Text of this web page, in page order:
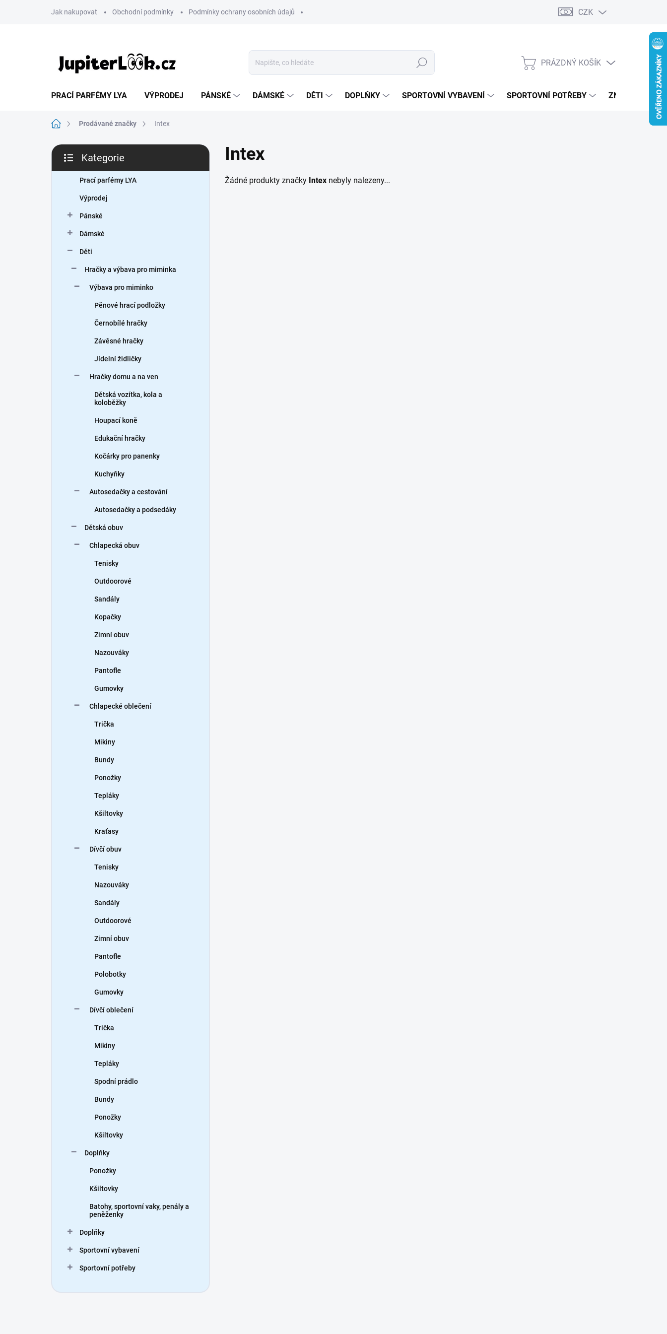
Jak nakupovat Obchodní podmínky Podmínky ochrany osobních údajů CZK
Hledat
NÁKUPNÍ
PRÁZDNÝ KOŠÍK
PRACÍ PARFÉMY LYA VÝPRODEJ PÁNSKÉ DÁMSKÉ DĚTI DOPLŇKY SPORTOVNÍ VYBAVENÍ SPORTOVNÍ POTŘEBY ZNAČKY
Domů Prodávané značky Intex
P
s
kategorie
Kategorie
Prací parfémy LYA
Výprodej
Pánské
Dámské
Děti
Hračky a výbava pro miminka
Výbava pro miminko
Pěnové hrací podložky
Černobílé hračky
Závěsné hračky
Jídelní židličky
Hračky domu a na ven
Dětská vozítka, kola a
koloběžky
Houpací koně
Edukační hračky
Kočárky pro panenky
Kuchyňky
Autosedačky a cestování
Autosedačky a podsedáky
Dětská obuv
Chlapecká obuv
Tenisky
Outdoorové
Sandály
Kopačky
Zimní obuv
Nazouváky
Pantofle
Gumovky
Chlapecké oblečení
Trička
Mikiny
Bundy
Ponožky
Tepláky
Kšiltovky
Kraťasy
Dívčí obuv
Tenisky
Nazouváky
Sandály
Outdoorové
Zimní obuv
Pantofle
Polobotky
Gumovky
Dívčí oblečení
Trička
Mikiny
Tepláky
Spodní prádlo
Bundy
Ponožky
Kšiltovky
Doplňky
Ponožky
Kšiltovky
Batohy, sportovní vaky, penály a
peněženky
Doplňky
Sportovní vybavení
Sportovní potřeby
Intex
Žádné produkty značky Intex nebyly nalezeny...